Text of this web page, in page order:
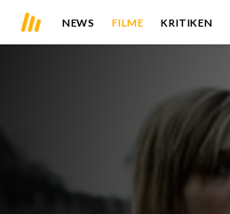
NEWS FILME KRITIKEN